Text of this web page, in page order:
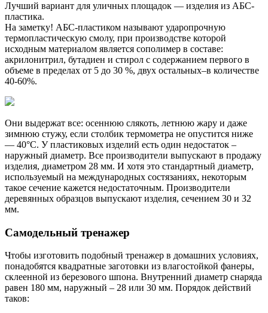
Лучший вариант для уличных площадок — изделия из АБС-
пластика.
На заметку! АБС-пластиком называют ударопрочную
термопластическую смолу, при производстве которой
исходным материалом является сополимер в составе:
акрилонитрил, бутадиен и стирол с содержанием первого в
объеме в пределах от 5 до 30 %, двух остальных–в количестве
40-60%.
Они выдержат все: осеннюю слякоть, летнюю жару и даже
зимнюю стужу, если столбик термометра не опустится ниже
— 40°С. У пластиковых изделий есть один недостаток –
наружный диаметр. Все производители выпускают в продажу
изделия, диаметром 28 мм. И хотя это стандартный диаметр,
используемый на международных состязаниях, некоторым
такое сечение кажется недостаточным. Производители
деревянных образцов выпускают изделия, сечением 30 и 32
мм.
Самодельный тренажер
Чтобы изготовить подобный тренажер в домашних условиях,
понадобятся квадратные заготовки из влагостойкой фанеры,
склеенной из березового шпона. Внутренний диаметр снаряда
равен 180 мм, наружный – 28 или 30 мм. Порядок действий
таков: